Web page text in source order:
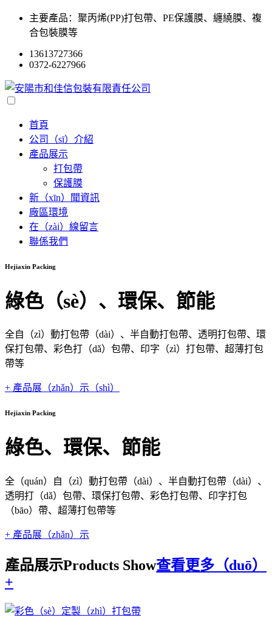
主要產品：聚丙烯(PP)打包帶、PE保護膜、纏繞膜、複
合包裝膜等
13613727366
0372-6227966
首頁
公司（sī）介紹
產品展示
打包帶
保護膜
新（xīn）聞資訊
廠區環境
在（zài）線留言
聯係我們
Hejiaxin Packing
綠色（sè）、環保、節能
全自（zì）動打包帶（dài）、半自動打包帶、透明打包帶、環
保打包帶、彩色打（dǎ）包帶、印字（zì）打包帶、超薄打包
帶等
+ 產品展（zhǎn）示（shì）
Hejiaxin Packing
綠色、環保、節能
全（quán）自（zì）動打包帶（dài）、半自動打包帶（dài）、
透明打（dǎ）包帶、環保打包帶、彩色打包帶、印字打包
（bāo）帶、超薄打包帶等
+ 產品展（zhǎn）示
產品展示Products Show查看更多（duō）
+